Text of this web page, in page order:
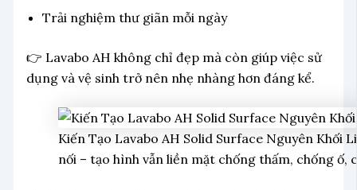
Trải nghiệm thư giãn mỗi ngày
👉 Lavabo AH không chỉ đẹp mà còn giúp việc sử
dụng và vệ sinh trở nên nhẹ nhàng hơn đáng kể.
Kiến Tạo Lavabo AH Solid Surface Nguyên Khối
nối – tạo hình vẫn liền mặt chống thấm, chống ố,